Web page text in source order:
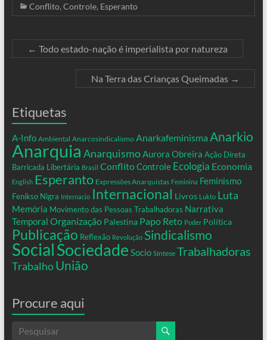
Conflito, Controle, Esperanto
← Todo estado-nação é imperialista por natureza
Na Terra das Crianças Queimadas →
Etiquetas
A-Info Ambiental Anarcosindicalismo Anarkafeminisma Anarkio
Anarquia AnarquismoAurora Obreira Ação Direta
Barricada Libertária Brasil ConflitoControle Ecologia Economia
English Esperanto Expressões Anarquistas Feminina Feminismo
Fenikso Nigra Internacio Internacional Livros Lukto Luta
Memória Movimento das Pessoas Trabalhadoras Narrativa
Temporal Organização Palestina Papo Reto Poder Política
Publicação Reflexão Revolução Sindicalismo
SocialSociedade Socio Síntese Trabalhadoras
Trabalho União
Procure aqui